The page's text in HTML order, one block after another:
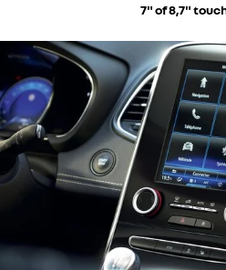
7" of 8,7"